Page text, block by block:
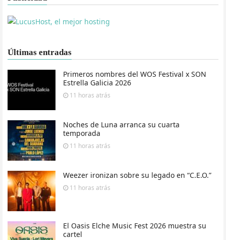
Últimas entradas
Primeros nombres del WOS Festival x SON
Estrella Galicia 2026
11 horas atrás
Noches de Luna arranca su cuarta
temporada
11 horas atrás
Weezer ironizan sobre su legado en “C.E.O.”
11 horas atrás
El Oasis Elche Music Fest 2026 muestra su
cartel